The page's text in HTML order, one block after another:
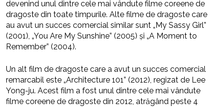
devenind unul dintre cele mai vândute filme coreene de
dragoste din toate timpurile. Alte filme de dragoste care
au avut un succes comercial similar sunt „My Sassy Girl”
(2001), „You Are My Sunshine” (2005) și „A Moment to
Remember” (2004).
Un alt film de dragoste care a avut un succes comercial
remarcabil este „Architecture 101” (2012), regizat de Lee
Yong-ju. Acest film a fost unul dintre cele mai vândute
filme coreene de dragoste din 2012, atrăgând peste 4